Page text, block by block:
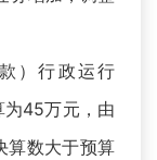
）行政运行
为45万元，由
算数大于预算